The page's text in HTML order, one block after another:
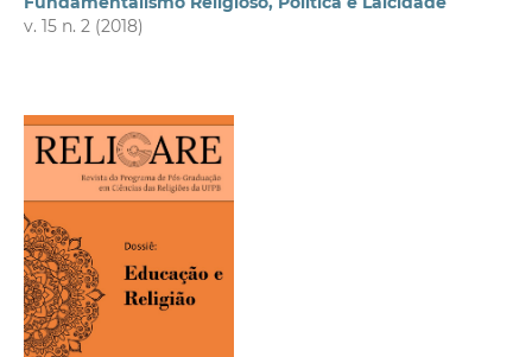
v. 15 n. 2 (2018)